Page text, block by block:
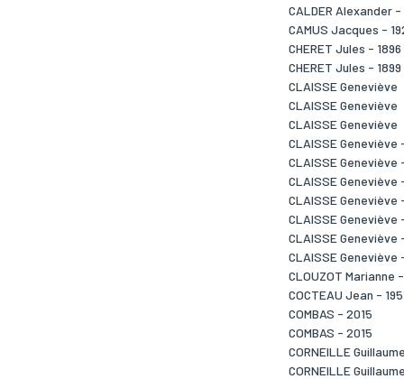
CALDER Alexander -
CAMUS Jacques -
CHERET Jules - 1896
CHERET Jules - 1899
CLAISSE Geneviève
CLAISSE Geneviève
CLAISSE Geneviève
CLAISSE Geneviève
CLAISSE Geneviève
CLAISSE Geneviève
CLAISSE Geneviève
CLAISSE Geneviève
CLAISSE Geneviève
CLAISSE Geneviève
CLOUZOT Marianne
COCTEAU Jean -
COMBAS - 2015
COMBAS - 2015
CORNEILLE
CORNEILLE